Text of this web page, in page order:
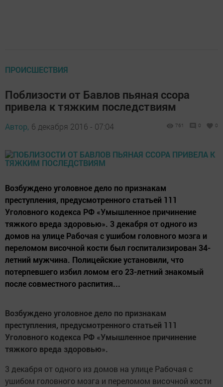
ПРОИСШЕСТВИЯ
Поблизости от Бавлов пьяная ссора
привела к тяжким последствиям
Автор, 6 декабря 2016 - 07:04 761 0 0
Возбуждено уголовное дело по признакам
преступления, предусмотренного статьей 111
Уголовного кодекса РФ «Умышленное причинение
тяжкого вреда здоровью». 3 декабря от одного из
домов на улице Рабочая с ушибом головного мозга и
переломом височной кости был госпитализирован 34-
летний мужчина. Полицейские установили, что
потерпевшего избил ломом его 23-летний знакомый
после совместного распития...
Возбуждено уголовное дело по признакам
преступления, предусмотренного статьей 111
Уголовного кодекса РФ «Умышленное причинение
тяжкого вреда здоровью».
3 декабря от одного из домов на улице Рабочая с
ушибом головного мозга и переломом височной кости